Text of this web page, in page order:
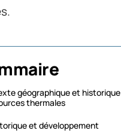
géographique et historique
thermales
et développement